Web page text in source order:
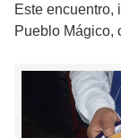
Este encuentro,
Pueblo Mágico,